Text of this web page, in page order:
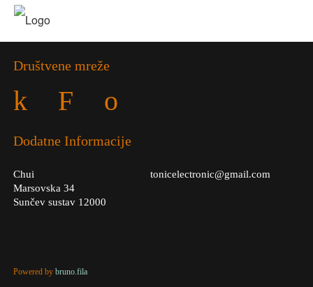
Društvene mreže
k F o
Dodatne Informacije
Chui
Marsovska 34
Sunčev sustav 12000
tonicelectronic@gmail.com
Powered by bruno.fila